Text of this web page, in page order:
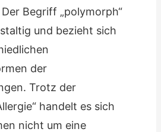
Begriff „polymorph“
und bezieht sich
der
Trotz der
handelt es sich
nicht um eine